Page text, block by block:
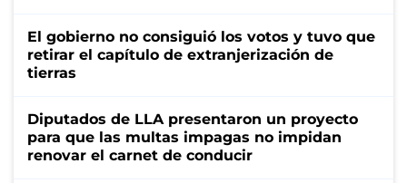
El gobierno no consiguió los votos y tuvo que
retirar el capítulo de extranjerización de
tierras
Diputados de LLA presentaron un proyecto
para que las multas impagas no impidan
renovar el carnet de conducir